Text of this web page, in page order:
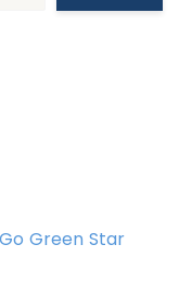
Green Star